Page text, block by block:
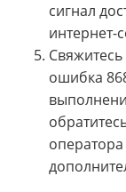
сигнал
интернет-
ошибка